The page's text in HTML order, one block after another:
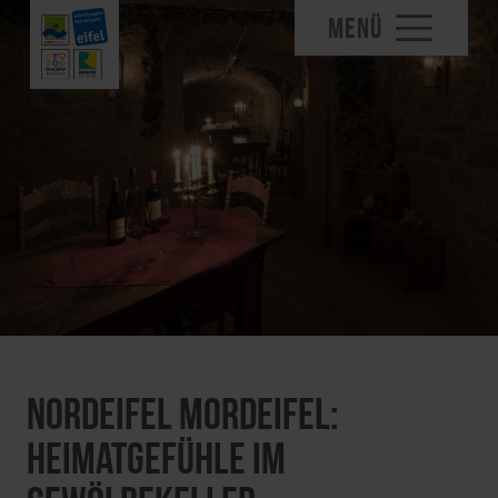
MENÜ
Nordeifel Mordeifel:
Heimatgefühle im